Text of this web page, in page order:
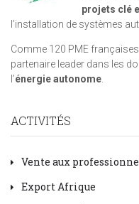
projets clé
l’installation de systèmes
Comme 120 PME
partenaire leader dans les
l’énergie autonome
ACTIVITÉS
Vente aux
Export Afrique